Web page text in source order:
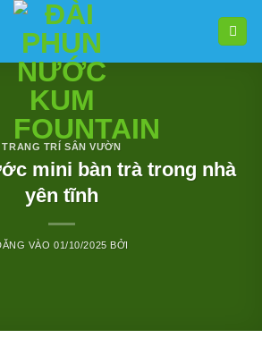
TRANG TRÍ SÂN VƯỜN
mini bàn trà trong nhà
yên tĩnh
VÀO01/10/2025 BỞI